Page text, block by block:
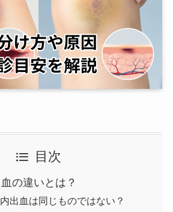
目次
の違いとは？
出血は同じものではない？